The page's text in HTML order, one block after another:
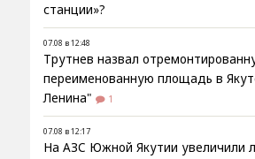
станции»?
07.08 в 12:48
Трутнев назвал
переименованную площадь в
Ленина"
1
07.08 в 12:17
На АЗС Южной Якутии увеличили